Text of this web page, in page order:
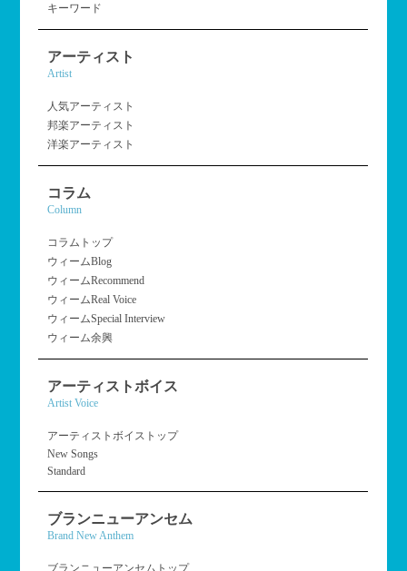
キーワード
アーティスト
Artist
人気アーティスト
邦楽アーティスト
洋楽アーティスト
コラム
Column
コラムトップ
ウィームBlog
ウィームRecommend
ウィームReal Voice
ウィームSpecial Interview
ウィーム余興
アーティストボイス
Artist Voice
アーティストボイストップ
New Songs
Standard
ブランニューアンセム
Brand New Anthem
ブランニューアンセムトップ